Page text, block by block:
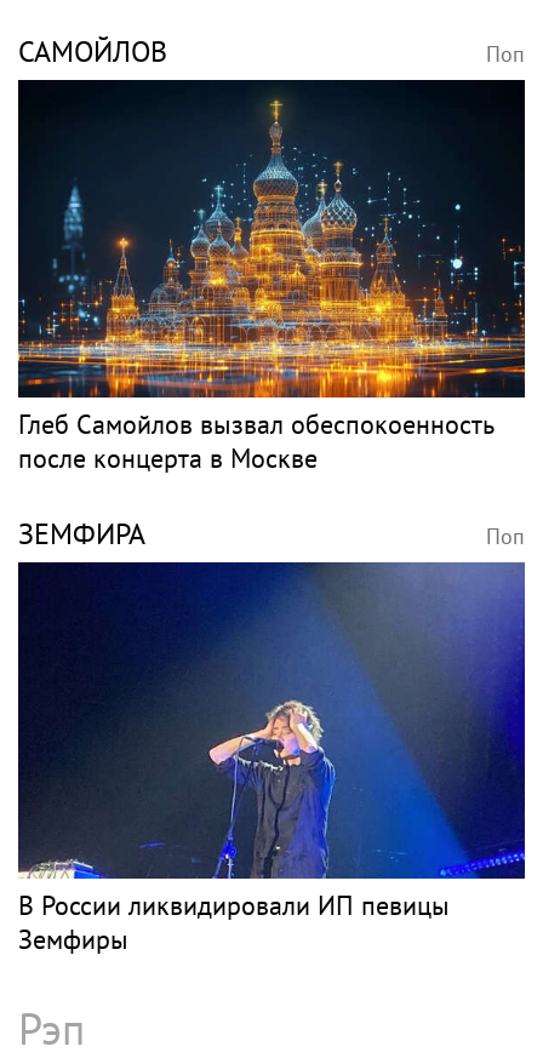
САМОЙЛОВ Поп
Глеб Самойлов вызвал обеспокоенность
после концерта в Москве
ЗЕМФИРА Поп
В России ликвидировали ИП певицы
Земфиры
Рэп